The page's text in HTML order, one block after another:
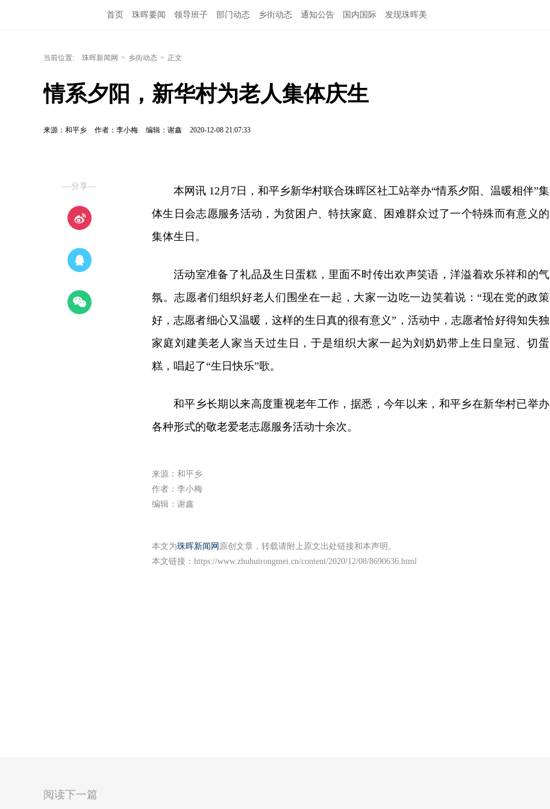
首页 珠晖要闻 领导班子 部门动态 乡街动态 通知公告 国内国际 发现珠晖美
当前位置: 珠晖新闻网 > 乡街动态 > 正文
情系夕阳，新华村为老人集体庆生
来源：和平乡 作者：李小梅 编辑：谢鑫 2020-12-08 21:07:33
—分享—
本网讯 12月7日，和平乡新华村联合珠晖区社工站举办“情系夕阳、温暖相伴”集
体生日会志愿服务活动，为贫困户、特扶家庭、困难群众过了一个特殊而有意义的
集体生日。
活动室准备了礼品及生日蛋糕，里面不时传出欢声笑语，洋溢着欢乐祥和的气
氛。志愿者们组织好老人们围坐在一起，大家一边吃一边笑着说：“现在党的政策
好，志愿者细心又温暖，这样的生日真的很有意义”，活动中，志愿者恰好得知失独
家庭刘建美老人家当天过生日，于是组织大家一起为刘奶奶带上生日皇冠、切蛋
糕，唱起了“生日快乐”歌。
和平乡长期以来高度重视老年工作，据悉，今年以来，和平乡在新华村已举办
各种形式的敬老爱老志愿服务活动十余次。
来源：和平乡
作者：李小梅
编辑：谢鑫
本文为珠晖新闻网 原创文章，转载请附上原文出处链接和本声明。
本文链接： https://www.zhuhuirongmei.cn/content/2020/12/08/8690636.html
阅读下一篇